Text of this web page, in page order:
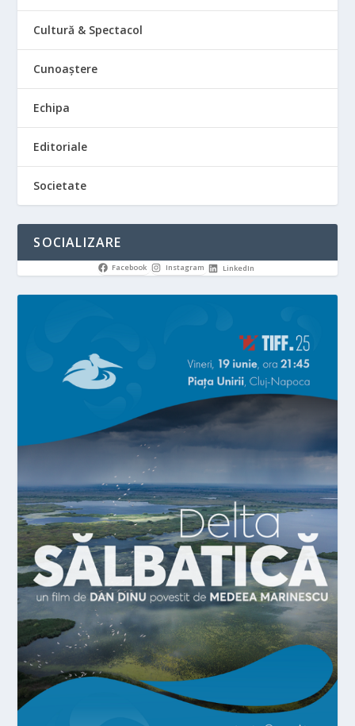
Cultură & Spectacol
Cunoaștere
Echipa
Editoriale
Societate
SOCIALIZARE
Facebook Instagram LinkedIn